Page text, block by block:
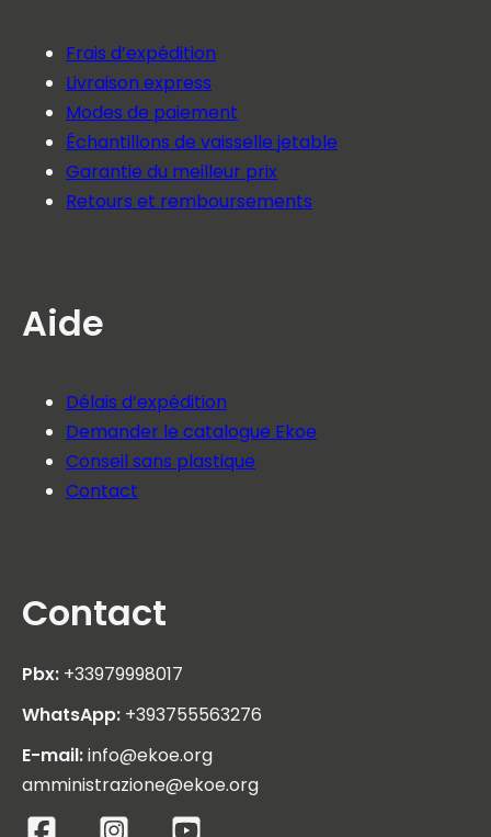
Frais d’expédition
Livraison express
Modes de paiement
Échantillons de vaisselle jetable
Garantie du meilleur prix
Retours et remboursements
Aide
Délais d’expédition
Demander le catalogue Ekoe
Conseil sans plastique
Contact
Contact
Pbx: +33979998017
WhatsApp: +393755563276
E-mail:info@ekoe.org
amministrazione@ekoe.org